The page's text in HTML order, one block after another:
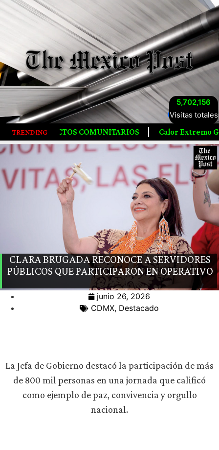
Visitas totales
5,702,156
TRENDING Calor Extremo Golpea Corea Del Sur,
CLARA BRUGADA RECONOCE A SERVIDORES
PÚBLICOS QUE PARTICIPARON EN OPERATIVO
junio 26, 2026
CDMX, Destacado
La Jefa de Gobierno destacó la participación de más
de 800 mil personas en una jornada que calificó
como ejemplo de paz, convivencia y orgullo
nacional.